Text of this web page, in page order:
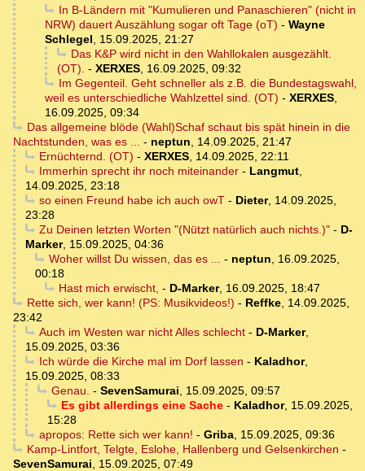
In B-Ländern mit "Kumulieren und Panaschieren" (nicht in
NRW) dauert Auszählung sogar oft Tage (oT) - Wayne
Schlegel, 15.09.2025, 21:27
Das K&P wird nicht in den Wahllokalen ausgezählt.
(OT). - XERXES, 16.09.2025, 09:32
Im Gegenteil. Geht schneller als z.B. die Bundestagswahl,
weil es unterschiedliche Wahlzettel sind. (OT) - XERXES,
16.09.2025, 09:34
Das allgemeine blöde (Wahl)Schaf schaut bis spät hinein in die
Nachtstunden, was es ... - neptun, 14.09.2025, 21:47
Ernüchternd. (OT) - XERXES, 14.09.2025, 22:11
Immerhin sprecht ihr noch miteinander- Langmut,
14.09.2025, 23:18
so einen Freund habe ich auch owT- Dieter, 14.09.2025,
23:28
Zu Deinen letzten Worten "(Nützt natürlich auch nichts.)"- D-
Marker, 15.09.2025, 04:36
Woher willst Du wissen, das es ... - neptun, 16.09.2025,
00:18
Hast mich erwischt, - D-Marker, 16.09.2025, 18:47
Rette sich, wer kann! (PS: Musikvideos!) - Reffke, 14.09.2025,
23:42
Auch im Westen war nicht Alles schlecht- D-Marker,
15.09.2025, 03:36
Ich würde die Kirche mal im Dorf lassen - Kaladhor,
15.09.2025, 08:33
Genau. - SevenSamurai, 15.09.2025, 09:57
Es gibt allerdings eine Sache- Kaladhor, 15.09.2025,
15:28
apropos: Rette sich wer kann! - Griba, 15.09.2025, 09:36
Kamp-Lintfort, Telgte, Eslohe, Hallenberg und Gelsenkirchen -
SevenSamurai, 15.09.2025, 07:49